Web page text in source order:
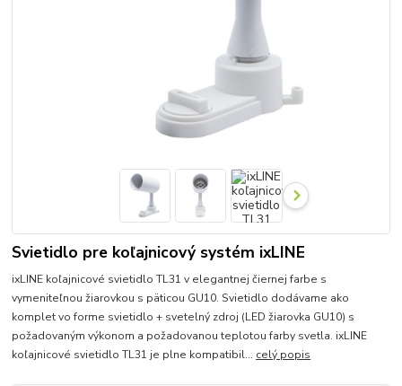
Svietidlo pre koľajnicový systém ixLINE
ixLINE koľajnicové svietidlo TL31 v elegantnej čiernej farbe s
vymeniteľnou žiarovkou s päticou GU10. Svietidlo dodávame ako
komplet vo forme svietidlo + svetelný zdroj (LED žiarovka GU10) s
požadovaným výkonom a požadovanou teplotou farby svetla. ixLINE
koľajnicové svietidlo TL31 je plne kompatibil... celý popis